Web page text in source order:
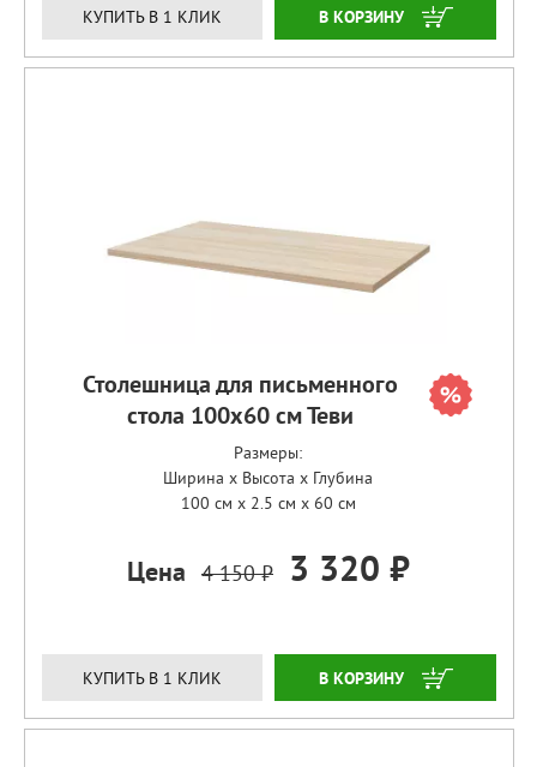
КУПИТЬ В 1 КЛИК ЗАКАЗАТЬ
Столешница для письменного
стола 100х60 см Теви
Размеры:
Ширина x Высота x Глубина
100 см x 2.5 см x 60 см
Цена 4 150 ₽ 3 320 ₽
КУПИТЬ В 1 КЛИК ЗАКАЗАТЬ